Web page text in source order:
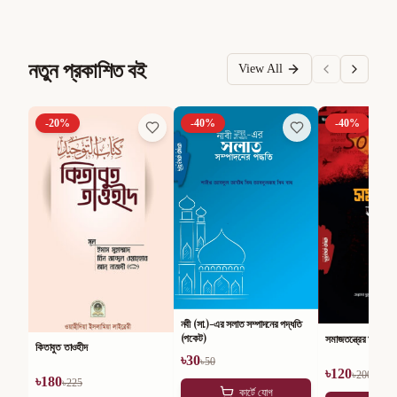
নতুন প্রকাশিত বই View All
-20%
কিতাবুত তাওহীদ
৳180৳225
-40%
নবী (সা.)-এর সলাত সম্পাদনের পদ্ধতি
(পকেট)
৳30৳50
কার্টে যোগ
-40%
সমাজতন্ত্রের অসারতা
৳120৳200